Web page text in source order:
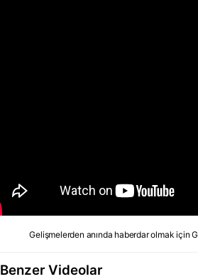
Gelişmelerden anında haberdar olmak için
Benzer Videolar